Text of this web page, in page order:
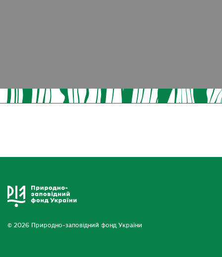
© 2026 Природно-заповідний фонд України